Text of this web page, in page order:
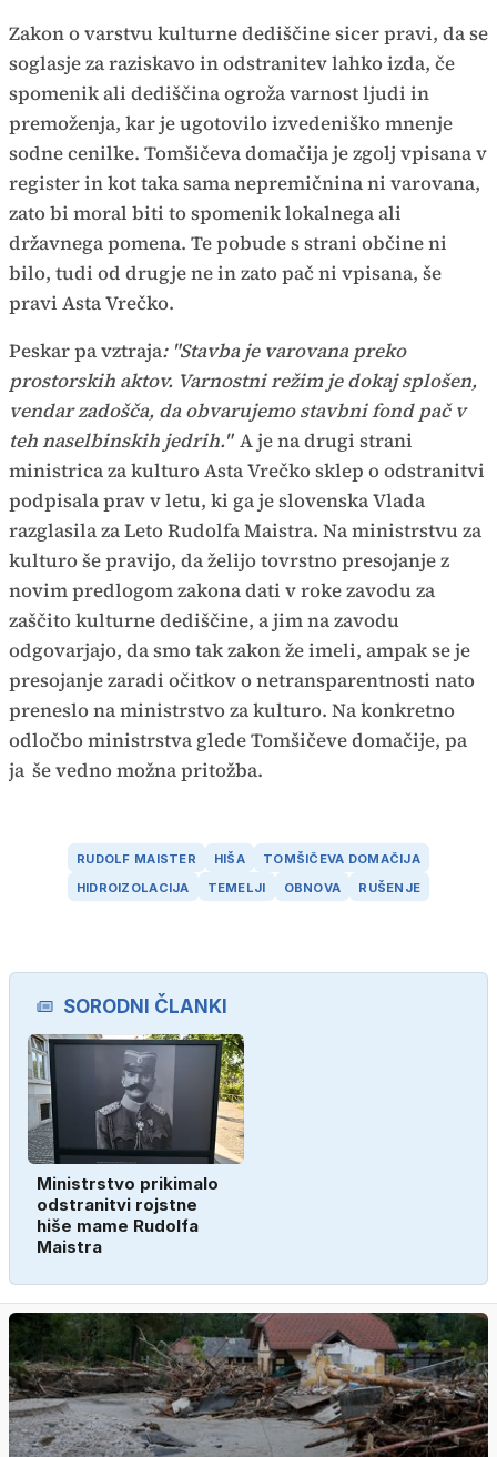
Zakon o varstvu kulturne dediščine sicer pravi, da se
soglasje za raziskavo in odstranitev lahko izda, če
spomenik ali dediščina ogroža varnost ljudi in
premoženja, kar je ugotovilo izvedeniško mnenje
sodne cenilke. Tomšičeva domačija je zgolj vpisana v
register in kot taka sama nepremičnina ni varovana,
zato bi moral biti to spomenik lokalnega ali
državnega pomena. Te pobude s strani občine ni
bilo, tudi od drugje ne in zato pač ni vpisana, še
pravi Asta Vrečko.
Peskar pa vztraja: "Stavba je varovana preko
prostorskih aktov. Varnostni režim je dokaj splošen,
vendar zadošča, da obvarujemo stavbni fond pač v
teh naselbinskih jedrih." A je na drugi strani
ministrica za kulturo Asta Vrečko sklep o odstranitvi
podpisala prav v letu, ki ga je slovenska Vlada
razglasila za Leto Rudolfa Maistra. Na ministrstvu za
kulturo še pravijo, da želijo tovrstno presojanje z
novim predlogom zakona dati v roke zavodu za
zaščito kulturne dediščine, a jim na zavodu
odgovarjajo, da smo tak zakon že imeli, ampak se je
presojanje zaradi očitkov o netransparentnosti nato
preneslo na ministrstvo za kulturo. Na konkretno
odločbo ministrstva glede Tomšičeve domačije, pa
ja še vedno možna pritožba.
RUDOLF MAISTER HIŠA
TOMŠIČEVA DOMAČIJA
HIDROIZOLACIJA
TEMELJI OBNOVA RUŠENJE
SORODNI ČLANKI
Ministrstvo prikimalo
odstranitvi rojstne
hiše mame Rudolfa
Maistra